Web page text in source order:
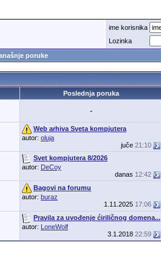
ime korisnika
Lozinka
poruke
Poslednja poruka
-
Web arhiva Sveta kompjutera
autor: oluja
juče 21:10
Svet kompjutera 8/2026
autor: DeCoy
danas 12:42
Bagovi na forumu
autor: buraz
1.11.2025 17:06
Pravila za uvođenje ćiriličnog domena...
autor: LoneWolf
3.1.2018 22:59